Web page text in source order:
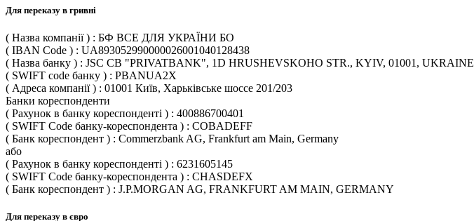
Для переказу в гривні
( Назва компанії ) : БФ ВСЕ ДЛЯ УКРАЇНИ БО
( IBAN Code ) : UA893052990000026001040128438
( Назва банку ) : JSC CB "PRIVATBANK", 1D HRUSHEVSKOHO STR., KYIV, 01001, UKRAINE
( SWIFT code банку ) : PBANUA2X
( Адреса компанії ) : 01001 Київ, Харьківське шоссе 201/203
Банки кореспонденти
( Рахунок в банку кореспонденті ) : 400886700401
( SWIFT Code банку-кореспондента ) : COBADEFF
( Банк кореспондент ) : Commerzbank AG, Frankfurt am Main, Germany
або
( Рахунок в банку кореспонденті ) : 6231605145
( SWIFT Code банку-кореспондента ) : CHASDEFX
( Банк кореспондент ) : J.P.MORGAN AG, FRANKFURT AM MAIN, GERMANY
Для переказу в євро